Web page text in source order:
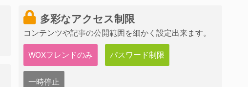
多彩なアクセス制限
コンテンツや記事の公開範囲を細かく設定出来ます。
WOXフレンドのみ パスワード制限
一時停止